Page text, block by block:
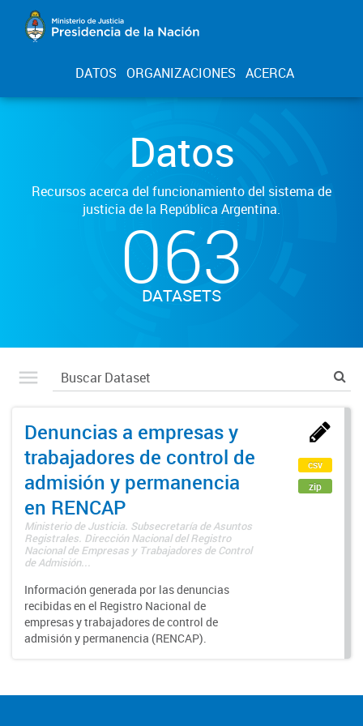
DATOS ORGANIZACIONES ACERCA
Datos
Recursos acerca del funcionamiento del sistema de
justicia de la República Argentina.
063
DATASETS
Denuncias a empresas y
trabajadores de control de
admisión y permanencia
en RENCAP
Ministerio de Justicia. Subsecretaría de Asuntos
Registrales. Dirección Nacional del Registro
Nacional de Empresas y Trabajadores de Control
de Admisión...
Información generada por las denuncias
recibidas en el Registro Nacional de
empresas y trabajadores de control de
admisión y permanencia (RENCAP).
csv
zip